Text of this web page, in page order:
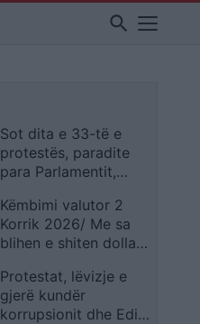
search
Sot dita e 33-të e
protestës, paradite
para Parlamentit,
Kryeministrisë!
Dorëheqje e
panegociueshme e
Ramës
Këmbimi valutor 2
Korrik 2026/ Me sa
blihen e shiten dollari
me monedhat e tjera
Protestat, lëvizje e
gjerë kundër
korrupsionit dhe Edi